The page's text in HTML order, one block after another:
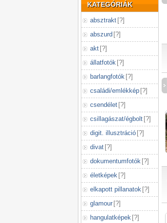
KATEGÓRIÁK
absztrakt [?]
abszurd [?]
akt [?]
állatfotók [?]
barlangfotók [?]
családi/emlékkép [?]
csendélet [?]
csillagászat/égbolt [?]
digit. illusztráció [?]
divat [?]
dokumentumfotók [?]
életképek [?]
elkapott pillanatok [?]
glamour [?]
hangulatképek [?]